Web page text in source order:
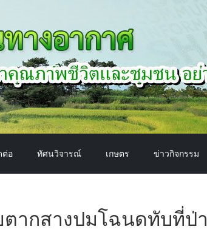
ต่อ ทัศนวิจารณ์ เกษตร ข่าวกิจกรรม
ากสางปมโฉนดทับที่ป่า